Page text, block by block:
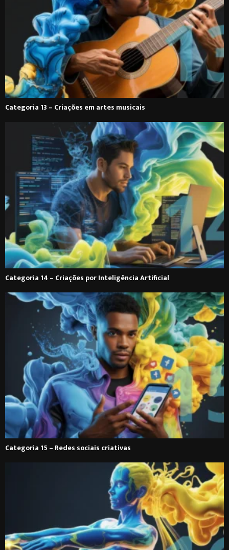
Categoria 13 – Criações em artes musicais
Categoria 14 – Criações por Inteligência Artificial
Categoria 15 – Redes sociais criativas